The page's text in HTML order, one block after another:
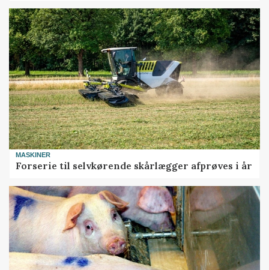
MASKINER
Forserie til selvkørende skårlægger afprøves i år